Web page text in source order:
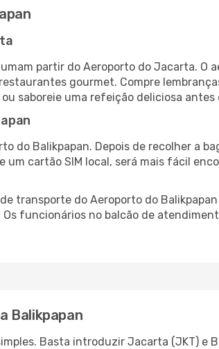
partir do Aeroporto do Jacarta. O
gourmet. Compre
saboreie uma refeição deliciosa antes
do Balikpapan. Depois de recolher a
um cartão SIM local, será mais fácil
transporte do Aeroporto do
funcionários no balcão de
Balikpapan
Basta introduzir Jacarta (JKT) e